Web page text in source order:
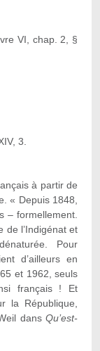
VI, chap. 2, §
3.
à partir de
« Depuis 1848,
– formellement.
de l’Indigénat et
Pour
d’ailleurs en
et 1962, seuls
français ! Et
la République,
dansQu’est-